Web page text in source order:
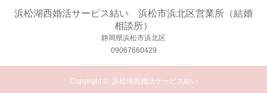
浜松湖西婚活サービス結い 浜松市浜北区営業所（結婚
相談所）
静岡県浜松市浜北区
09067660429
Copyright © 浜松湖西婚活サービス結い